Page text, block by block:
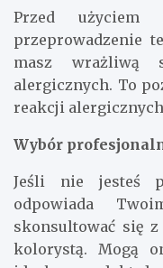
Przed użyciem
przeprowadzenie
masz wrażliwą
alergicznych. To
reakcji
Wybór
Jeśli nie jesteś
odpowiada
skonsultować się
kolorystą. Mogą